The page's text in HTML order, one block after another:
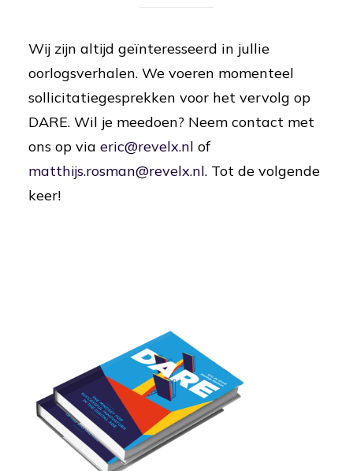
Wij zijn altijd geïnteresseerd in jullie
oorlogsverhalen. We voeren momenteel
sollicitatiegesprekken voor het vervolg op
DARE. Wil je meedoen? Neem contact met
ons op via eric@revelx.nl of
matthijs.rosman@revelx.nl. Tot de volgende
keer!